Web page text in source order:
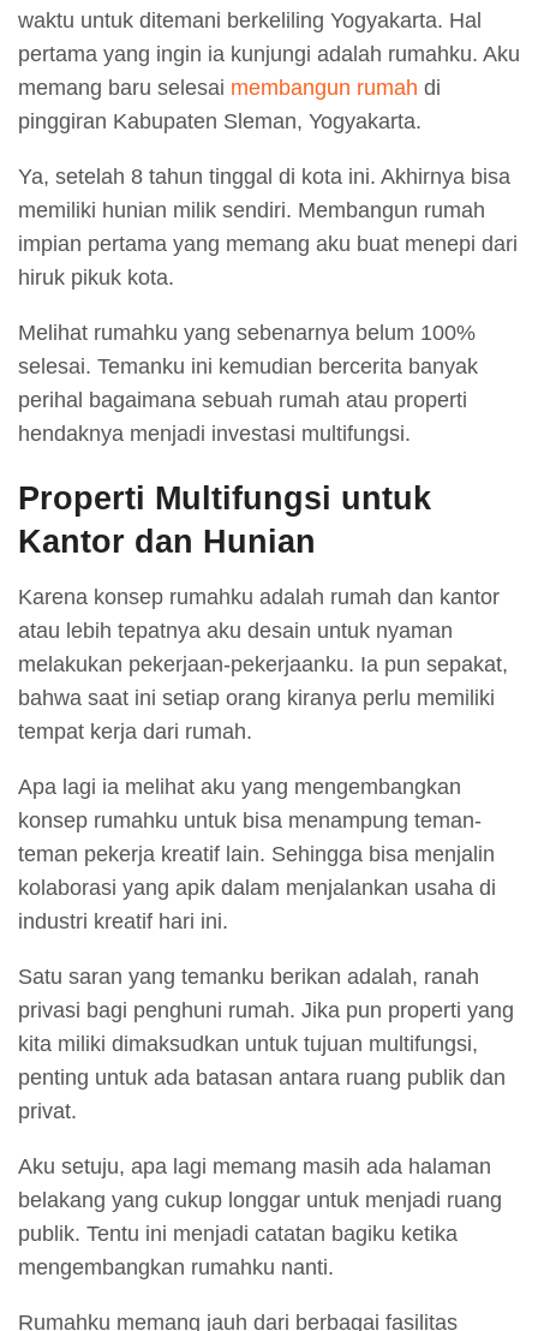
waktu untuk ditemani berkeliling Yogyakarta. Hal
pertama yang ingin ia kunjungi adalah rumahku. Aku
memang baru selesai membangun rumah di
pinggiran Kabupaten Sleman, Yogyakarta.
Ya, setelah 8 tahun tinggal di kota ini. Akhirnya bisa
memiliki hunian milik sendiri. Membangun rumah
impian pertama yang memang aku buat menepi dari
hiruk pikuk kota.
Melihat rumahku yang sebenarnya belum 100%
selesai. Temanku ini kemudian bercerita banyak
perihal bagaimana sebuah rumah atau properti
hendaknya menjadi investasi multifungsi.
Properti Multifungsi untuk
Kantor dan Hunian
Karena konsep rumahku adalah rumah dan kantor
atau lebih tepatnya aku desain untuk nyaman
melakukan pekerjaan-pekerjaanku. Ia pun sepakat,
bahwa saat ini setiap orang kiranya perlu memiliki
tempat kerja dari rumah.
Apa lagi ia melihat aku yang mengembangkan
konsep rumahku untuk bisa menampung teman-
teman pekerja kreatif lain. Sehingga bisa menjalin
kolaborasi yang apik dalam menjalankan usaha di
industri kreatif hari ini.
Satu saran yang temanku berikan adalah, ranah
privasi bagi penghuni rumah. Jika pun properti yang
kita miliki dimaksudkan untuk tujuan multifungsi,
penting untuk ada batasan antara ruang publik dan
privat.
Aku setuju, apa lagi memang masih ada halaman
belakang yang cukup longgar untuk menjadi ruang
publik. Tentu ini menjadi catatan bagiku ketika
mengembangkan rumahku nanti.
Rumahku memang jauh dari berbagai fasilitas